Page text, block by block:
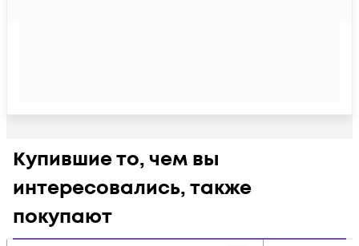
Купившие то, чем вы
интересовались, также
покупают